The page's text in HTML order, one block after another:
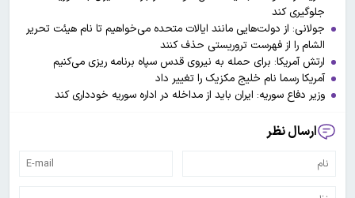
جلوگیری کند
جولانی: از دولت‌هایی مانند ایالات متحده می‌خواهیم تا نام هیئت تحریر
الشام را از فهرست تروریستی حذف کنند
ارتش آمریکا: برای حمله به نیروی قدس سپاه برنامه ریزی می‌کنیم
آمریکا رسما نام خلیج مکزیک را تغییر داد
وزیر دفاع سوریه: ایران باید از مداخله در اداره سوریه خودداری کند
ارسال نظر